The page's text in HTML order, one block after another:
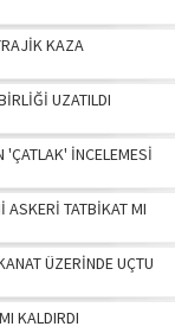
KAZA
UZATILDI
'ÇATLAK' İNCELEMESİ
ASKERİ TATBİKAT MI
ÜZERİNDE UÇTU
KALDIRDI